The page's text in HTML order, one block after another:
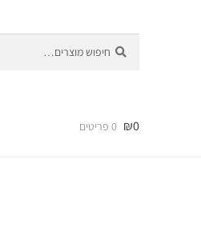
עבור:
₪0 0 פריטים